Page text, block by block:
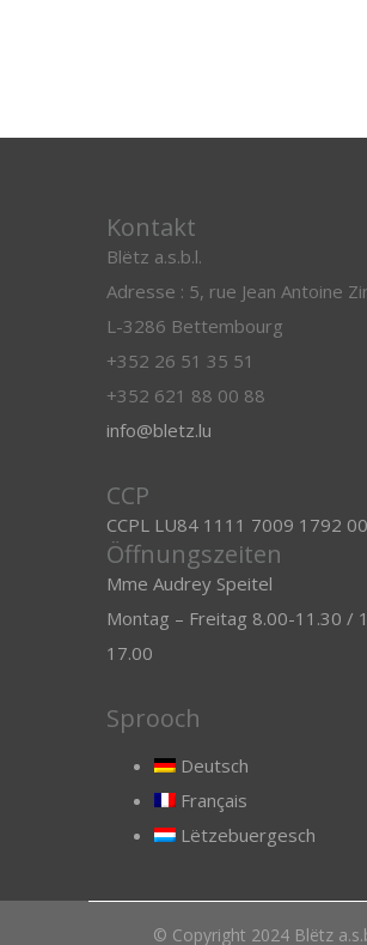
Kontakt
Blëtz a.s.b.l.
Adresse : 5, rue Jean Antoine
L-3286 Bettembourg
+352 26 51 35 51
+352 621 88 00 88
info@bletz.lu
CCP
CCPL LU84 1111 7009 1792
Öffnungszeiten
Mme Audrey Speitel
Montag – Freitag 8.00-11.30 /
17.00
Sprooch
Deutsch
Français
Lëtzebuergesch
© Copyright 2024 Blëtz